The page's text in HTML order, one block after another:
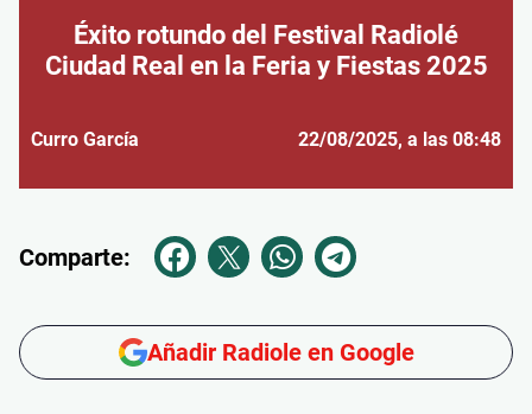
Éxito rotundo del Festival Radiolé
Ciudad Real en la Feria y Fiestas 2025
Curro García 22/08/2025, a las 08:48
Comparte:
Añadir Radiole en Google